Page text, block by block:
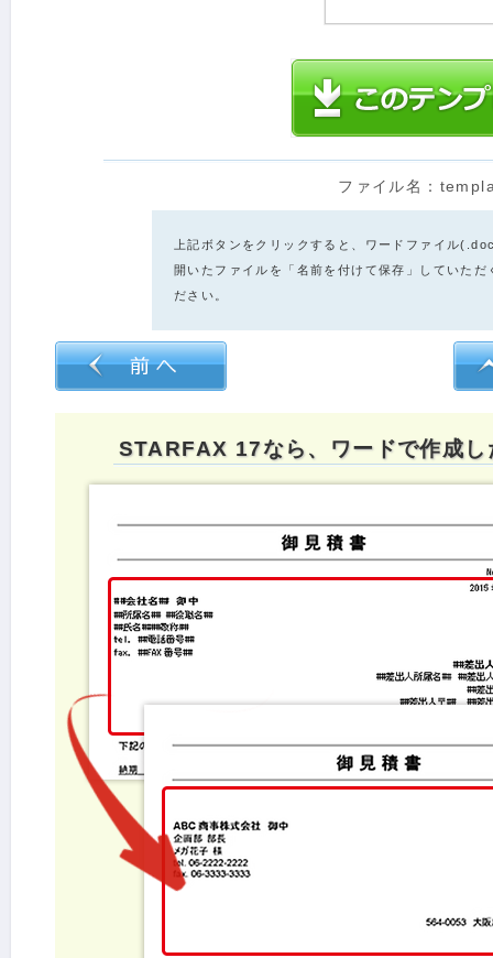
ファイル名：
上記ボタンをクリックすると、ワードファイル
開いたファイルを「名前を付けて保存」していた
ださい。
STARFAX 17なら、ワードで作成